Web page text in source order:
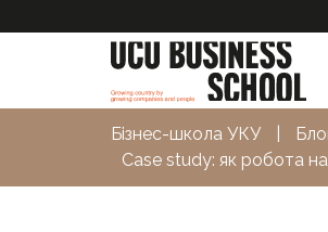
Бізнес-школа УКУ
Case study: як робота